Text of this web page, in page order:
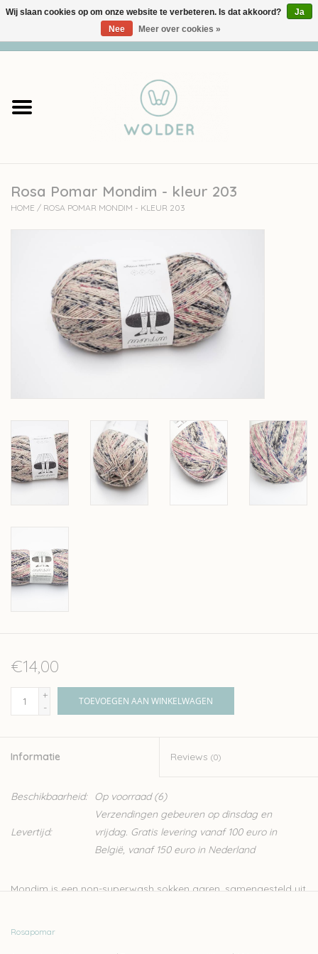
Garens
Accessoires
Cadeaubon
Over wolder
Rosa Pomar Mondim - kleur 203
HOME / ROSA POMAR MONDIM - KLEUR 203
€14,00
+
-
TOEVOEGEN AAN WINKELWAGEN
Informatie Reviews (0)
Beschikbaarheid: Op voorraad(6)
Levertijd:
Verzendingen gebeuren op dinsdag en
vrijdag. Gratis levering vanaf 100 euro in
België, vanaf 150 euro in Nederland
Mondim is een non-superwash sokken garen, samengesteld uit
Rosapomar
Wij slaan cookies op om onze website te verbeteren. Is dat akkoord?
Ja
Nee
Meer over cookies »